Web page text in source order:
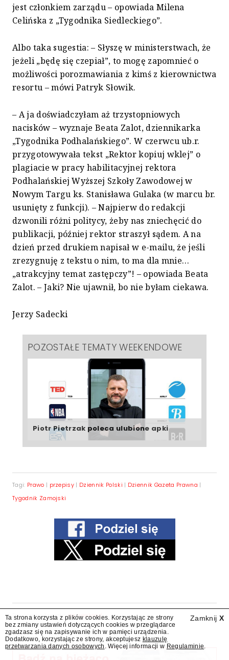
jest członkiem zarządu – opowiada Milena
Celińska z „Tygodnika Siedleckiego”.
Albo taka sugestia: – Słyszę w ministerstwach, że
jeżeli „będę się czepiał”, to mogę zapomnieć o
możliwości porozmawiania z kimś z kierownictwa
resortu – mówi Patryk Słowik.
– A ja doświadczyłam aż trzystopniowych
nacisków – wyznaje Beata Zalot, dziennikarka
„Tygodnika Podhalańskiego”. W czerwcu ub.r.
przygotowywała tekst „Rektor kopiuj wklej” o
plagiacie w pracy habilitacyjnej rektora
Podhalańskiej Wyższej Szkoły Zawodowej w
Nowym Targu ks. Stanisława Gulaka (w marcu br.
usunięty z funkcji). – Najpierw do redakcji
dzwonili różni politycy, żeby nas zniechęcić do
publikacji, później rektor straszył sądem. A na
dzień przed drukiem napisał w e-mailu, że jeśli
zrezygnuję z tekstu o nim, to ma dla mnie…
„atrakcyjny temat zastępczy”! – opowiada Beata
Zalot. – Jaki? Nie ujawnił, bo nie byłam ciekawa.
Jerzy Sadecki
POZOSTAŁE TEMATY WEEKENDOWE
Piotr Pietrzak poleca ulubione apki
Tagi: Prawo | przepisy | Dziennik Polski | Dziennik Gazeta Prawna |
Tygodnik Zamojski
Powiązane tematy:na weekend Zamknij X
Ta strona korzysta z plików cookies. Korzystając ze strony
bez zmiany ustawień dotyczących cookies w przeglądarce
zgadzasz się na zapisywanie ich w pamięci urządzenia.
Dodatkowo, korzystając ze strony, akceptujesz klauzulę
przetwarzania danych osobowych . Więcej informacji w Regulaminie.